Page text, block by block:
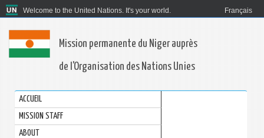
Welcome to the United Nations. It's your world. Français
Mission permanente du Niger auprès
de l'Organisation des Nations Unies
ACCUEIL
MISSION STAFF
ABOUT